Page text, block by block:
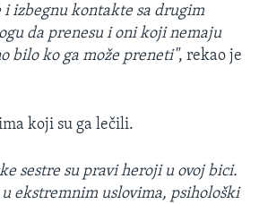
i izbegnu kontakte sa drugim
da prenesu i oni koji nemaju
bilo ko ga može preneti", rekao je
koji su ga lečili.
sestre su pravi heroji u ovoj bici.
u ekstremnim uslovima, psihološki